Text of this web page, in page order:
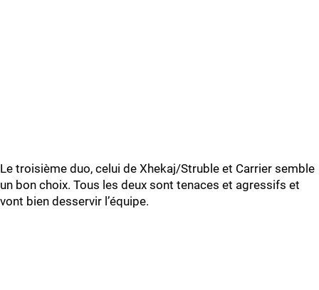
Le troisième duo, celui de Xhekaj/Struble et Carrier semble
un bon choix. Tous les deux sont tenaces et agressifs et
vont bien desservir l’équipe.